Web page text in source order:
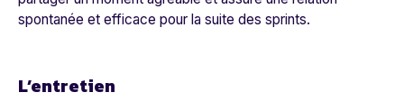
spontanée et efficace pour la suite des sprints.
L’entretien